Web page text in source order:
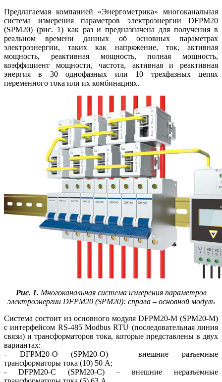
Предлагаемая компанией «Энергометрика» многоканальная
система измерения параметров электроэнергии DFPM20
(SPM20) (рис. 1) как раз и предназначена для получения в
реальном времени данных об основных параметрах
электроэнергии, таких как напряжение, ток, активная
мощность, реактивная мощность, полная мощность,
коэффициент мощности, частота, активная и реактивная
энергия в 30 однофазных или 10 трехфазных цепях
переменного то­ка или их комбинациях.
Рис. 1. Многоканальная система измерения параметров
электроэнергии DFPM20 (SPM20): справа – основной модуль
Система состоит из основного модуля DFPM20-M (SPM20‑M)
с интерфейсом RS‑485 Modbus RTU (последовательная линия
связи) и трансформаторов то­ка, которые представлены в двух
вариантах:
- DFPM20-O (SPM20‑O) – внешние разъемные
трансформаторы то­ка (10) 50 А;
- DFPM20-C (SPM20‑C) – внешние неразъемные